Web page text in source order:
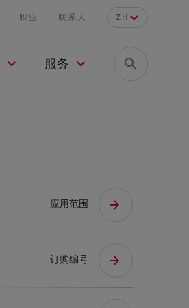
职业 联系人 ZH
服务
应用范围
订购编号